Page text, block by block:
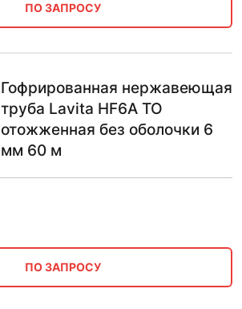
ПО ЗАПРОСУ
Гофрированная нержавеющая
труба Lavita HF6A ТО
отожженная без оболочки 6
мм 60 м
ПО ЗАПРОСУ